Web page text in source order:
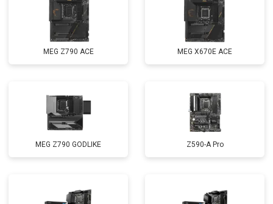
MEG Z790 ACE MEG X670E ACE
MEG Z790 GODLIKE Z590-A Pro